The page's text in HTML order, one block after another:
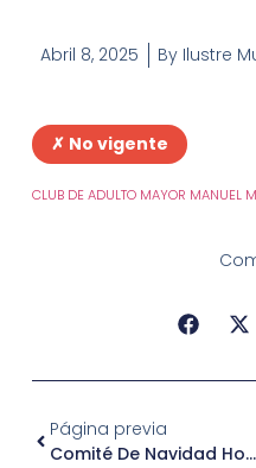
Abril 8, 2025 By Ilustre
✗ No vigente
CLUB DE ADULTO MAYOR MANUEL
Página previa
Comité De Navidad Hospital San José